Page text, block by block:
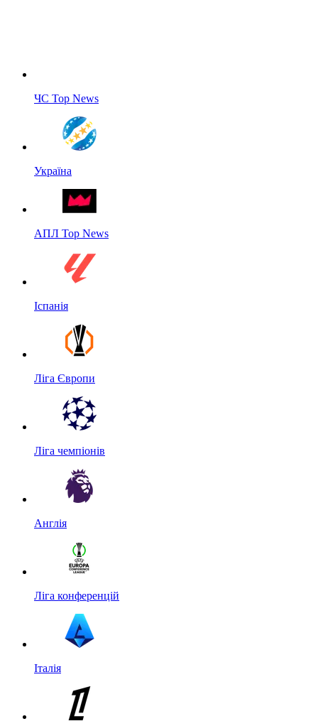
ЧС Top News
Україна
АПЛ Top News
Іспанія
Ліга Європи
Ліга чемпіонів
Англія
Ліга конференцій
Італія